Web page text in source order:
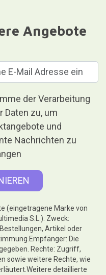
Angebote
der Verarbeitung
Daten zu, um
und
Nachrichten zu
(eingetragene Marke von
S.L.). Zweck:
Artikel oder
Die
Rechte: Zugriff,
sowie weitere Rechte, wie
detaillierte